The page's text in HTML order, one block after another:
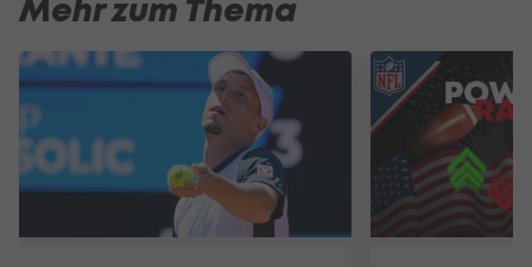
Mehr zum Thema